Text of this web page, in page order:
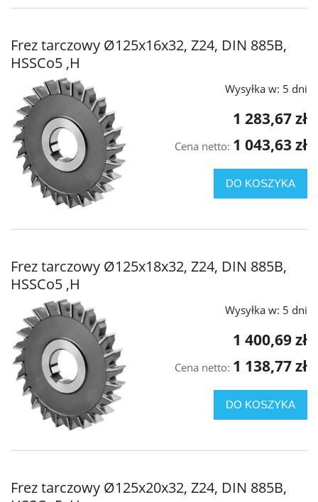
Frez tarczowy Ø125x16x32, Z24, DIN 885B,
HSSCo5 ,H
Wysyłka w: 5 dni
1 283,67 zł
Cena netto: 1 043,63 zł
DO KOSZYKA
Frez tarczowy Ø125x18x32, Z24, DIN 885B,
HSSCo5 ,H
Wysyłka w: 5 dni
1 400,69 zł
Cena netto: 1 138,77 zł
DO KOSZYKA
Frez tarczowy Ø125x20x32, Z24, DIN 885B,